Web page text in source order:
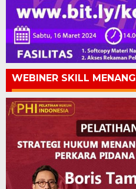
WEBINER SKILL MENANG